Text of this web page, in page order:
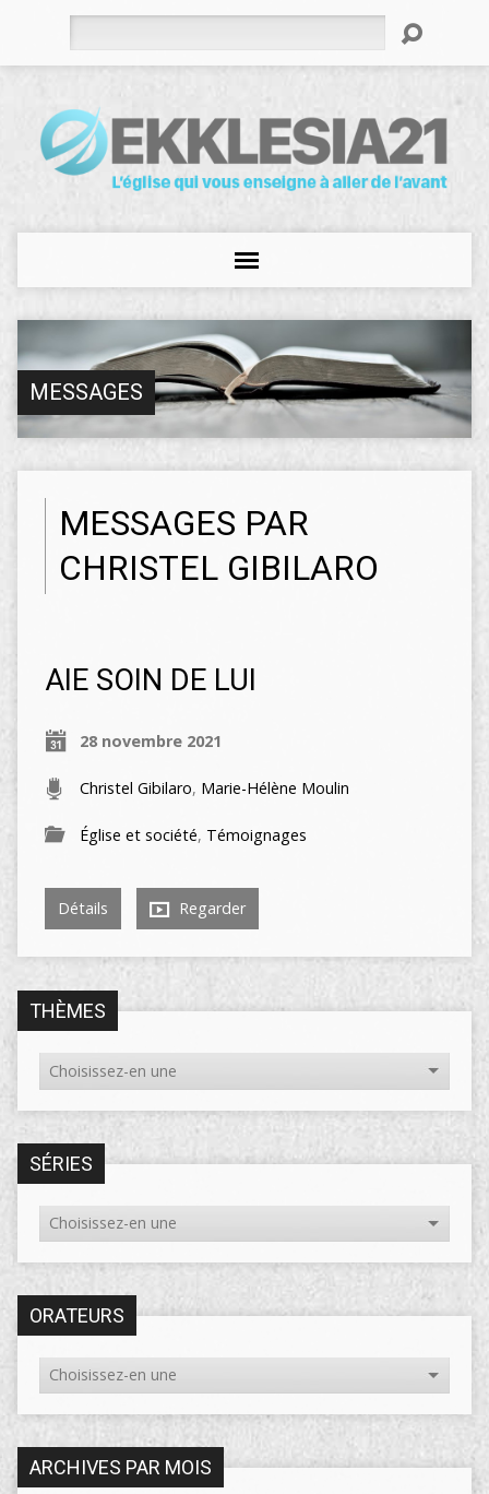
MESSAGES
MESSAGES PAR
CHRISTEL GIBILARO
AIE SOIN DE LUI
28 novembre 2021
Christel Gibilaro, Marie-Hélène Moulin
Église et société, Témoignages
Détails Regarder
THÈMES
SÉRIES
ORATEURS
ARCHIVES PAR MOIS